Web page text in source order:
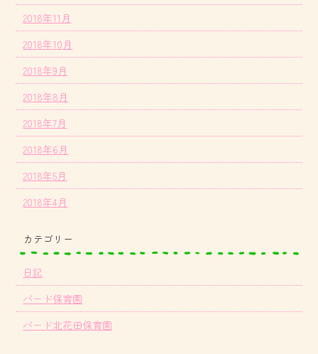
2018年11月
2018年10月
2018年9月
2018年8月
2018年7月
2018年6月
2018年5月
2018年4月
カテゴリー
日記
バード保育園
バード北花田保育園